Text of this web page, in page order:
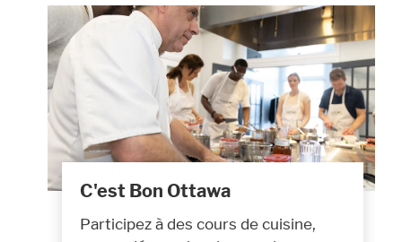
C'est Bon Ottawa
Participez à des cours de cuisine,